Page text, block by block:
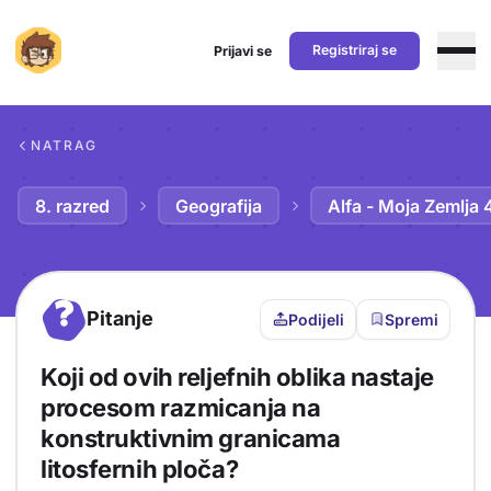
Prijavi se Registriraj se
NATRAG
8. razred Geografija Alfa - Moja Zemlja
? Pitanje Podijeli Spremi
Koji od ovih reljefnih oblika nastaje
procesom razmicanja na
konstruktivnim granicama
litosfernih ploča?